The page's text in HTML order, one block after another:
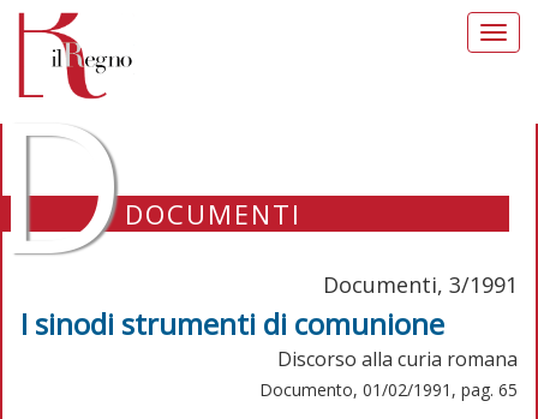
DOCUMENTI
Documenti, 3/1991
I sinodi strumenti di comunione
Discorso alla curia romana
Documento, 01/02/1991, pag. 65